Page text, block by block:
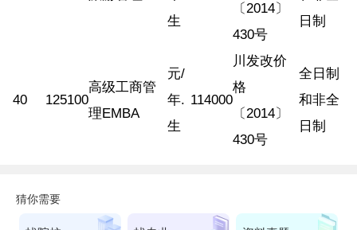
生
〔2014〕
430号
日制
40 125100
高级工商管
理EMBA
元/
年.
生
114000
川发改价
格
〔2014〕
430号
全日制
和非全
日制